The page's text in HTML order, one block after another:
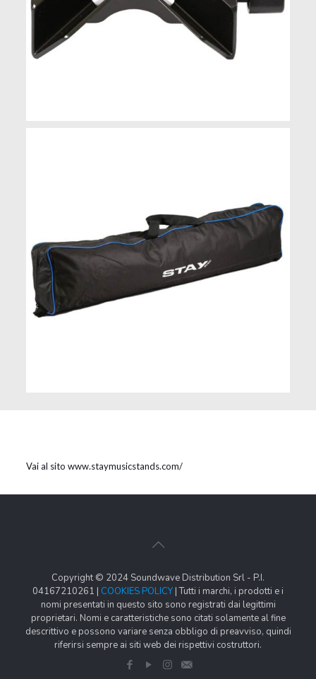
Vai al sito www.staymusicstands.com/
Copyright © 2024 Soundwave Distribution Srl - P.I.
04167210261 | COOKIES POLICY | Tutti i marchi, i prodotti e i
nomi presentati in questo sito sono registrati dai legittimi
proprietari. Nomi e caratteristiche sono citati solamente al fine
descrittivo e possono variare senza obbligo di preavviso, quindi
riferirsi sempre ai siti web dei rispettivi costruttori.